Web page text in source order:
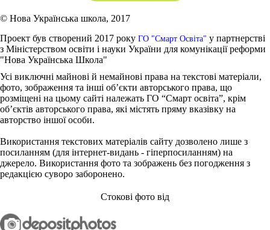
© Нова Українська школа, 2017
Проект був створений 2017 року ГО "Смарт Освіта" у партнерстві
з Міністерством освіти і науки України для комунікації реформи
"Нова Українська Школа"
Усі виключні майнові й немайнові права на текстові матеріали,
фото, зображення та інші об’єкти авторського права, що
розміщені на цьому сайті належать ГО “Смарт освіта”, крім
об’єктів авторського права, які містять пряму вказівку на
авторство іншої особи.
Використання текстових матеріалів сайту дозволено лише з
посиланням (для інтернет-видань - гіперпосиланням) на
джерело. Використання фото та зображень без погодження з
редакцією суворо заборонено.
Стокові фото від